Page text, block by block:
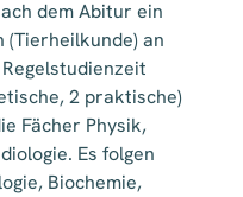
dem Abitur ein
an
2 praktische)
Fächer Physik,
Es folgen
Biochemie,